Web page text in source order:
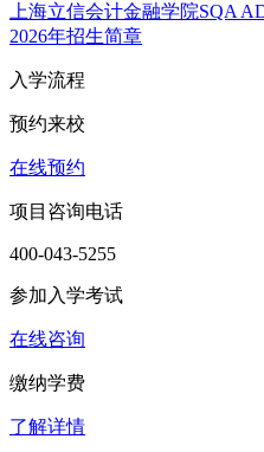
上海立信会计金融学院SQA
2026年招生简章
入学流程
预约来校
在线预约
项目咨询电话
400-043-5255
参加入学考试
在线咨询
缴纳学费
了解详情